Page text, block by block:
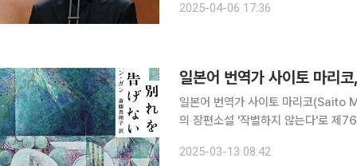
한 뒤 “송구하다. 이런 자리, 이런 행
2025-04-06 17:36
일본어 번역가 사이토 마리
일본어 번역가 사이토 마리코(Saito
의 장편소설 '작별하지 않는다'로 제76회
메디치상을 수상한 데 이어 요미우리
2025-03-13 08:42